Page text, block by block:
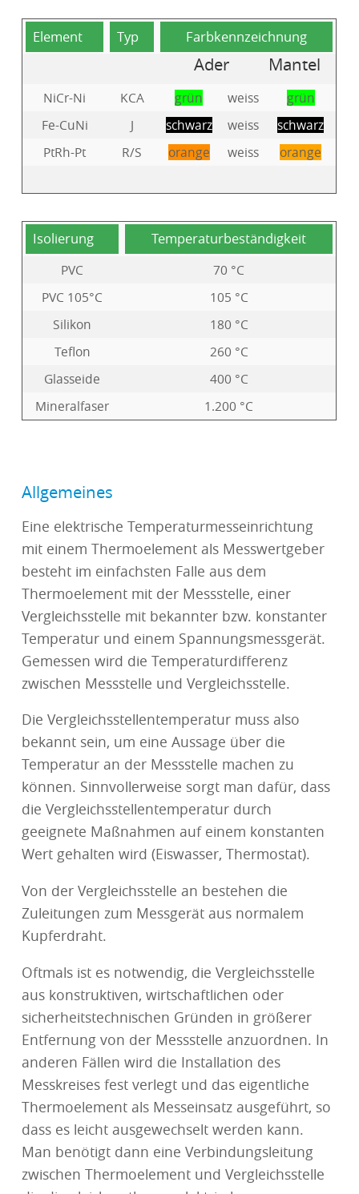
Element Typ Farbkennzeichnung
Ader Mantel
NiCr-Ni KCA grün weiss
grün
Fe-CuNi
J schwarz weiss
schwarz
PtRh-Pt
R/S orange weiss orange
Isolierung Temperaturbeständigkeit
PVC
70 °C
PVC 105°C
105 °C
Silikon
180 °C
Teflon
260 °C
Glasseide
400 °C
Mineralfaser
1.200 °C
Allgemeines
Eine elektrische Temperaturmesseinrichtung
mit einem Thermoelement als Messwertgeber
besteht im einfachsten Falle aus dem
Thermoelement mit der Messstelle, einer
Vergleichsstelle mit bekannter bzw. konstanter
Temperatur und einem Spannungsmessgerät.
Gemessen wird die Temperaturdifferenz
zwischen Messstelle und Vergleichsstelle.
Die Vergleichsstellentemperatur muss also
bekannt sein, um eine Aussage über die
Temperatur an der Messstelle machen zu
können. Sinnvollerweise sorgt man dafür, dass
die Vergleichsstellentemperatur durch
geeignete Maßnahmen auf einem konstanten
Wert gehalten wird (Eiswasser, Thermostat).
Von der Vergleichsstelle an bestehen die
Zuleitungen zum Messgerät aus normalem
Kupferdraht.
Oftmals ist es notwendig, die Vergleichsstelle
aus konstruktiven, wirtschaftlichen oder
sicherheitstechnischen Gründen in größerer
Entfernung von der Messstelle anzuordnen. In
anderen Fällen wird die Installation des
Messkreises fest verlegt und das eigentliche
Thermoelement als Messeinsatz ausgeführt, so
dass es leicht ausgewechselt werden kann.
Man benötigt dann eine Verbindungsleitung
zwischen Thermoelement und Vergleichsstelle